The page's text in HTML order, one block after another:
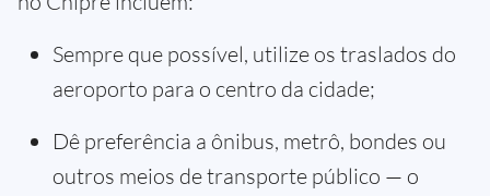
Sempre que possível, utilize os traslados do
aeroporto para o centro da cidade;
Dê preferência a ônibus, metrô, bondes ou
outros meios de transporte público — o